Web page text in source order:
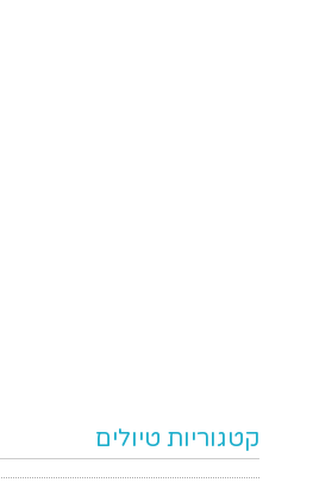
קטגוריות טיולים